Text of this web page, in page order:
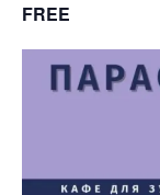
FREE